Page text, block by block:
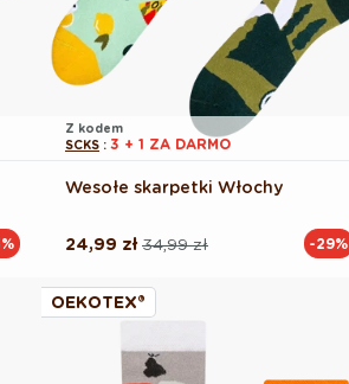
Z kodem
SCKS : 3 + 1 ZA DARMO
Wesołe skarpetki Włochy
Cena
34,99 zł
Cena
24,99 zł -29%
OEKOTEX®